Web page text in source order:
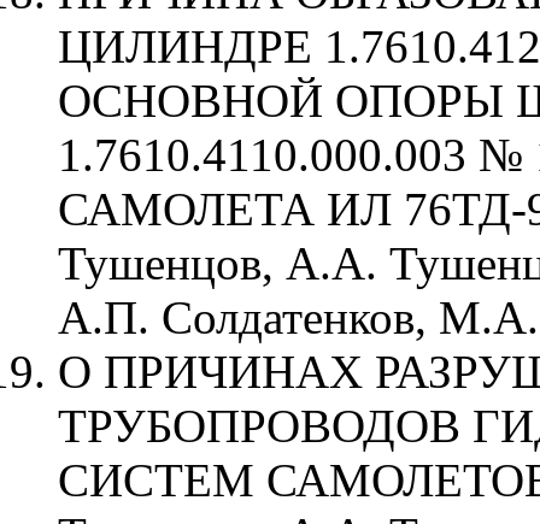
ЦИЛИНДРЕ
ОСНОВНОЙ ОПОРЫ
1.7610.4110.000.003 №
САМОЛЕТА ИЛ 76ТД-
Тушенцов, А.А.
А.П. Солдатенков, М.А.
О ПРИЧИНАХ
ТРУБОПРОВОДОВ
СИСТЕМ САМОЛЕТОВ